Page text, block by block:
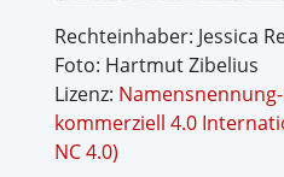
Rechteinhaber: Jessica
Foto: Hartmut Zibelius
Lizenz:
kommerziell 4.0
NC 4.0)